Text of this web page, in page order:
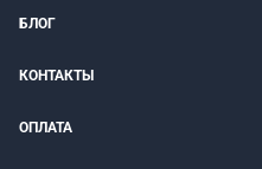
БЛОГ
КОНТАКТЫ
ОПЛАТА